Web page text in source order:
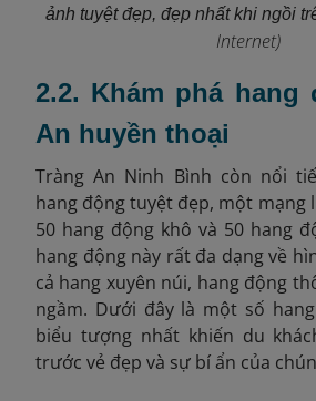
ảnh tuyệt đẹp, đẹp nhất khi ngồi
Internet)
2.2. Khám phá hang
An huyền thoại
Tràng An Ninh Bình còn nổi
hang động tuyệt đẹp, một mạng
50 hang động khô và 50 hang
hang động này rất đa dạng về
cả hang xuyên núi, hang động
ngầm. Dưới đây là một số
biểu tượng nhất khiến du
trước vẻ đẹp và sự bí ẩn của